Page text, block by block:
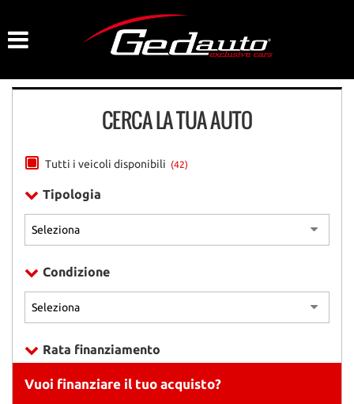
NOLEGGIO A BREVE TERMINE
ASSISTENZA
CONTATTI
CERCA LA TUA AUTO
Tutti i veicoli disponibili (42)
Tipologia
Condizione
Rata finanziamento
Vuoi finanziare il tuo acquisto?